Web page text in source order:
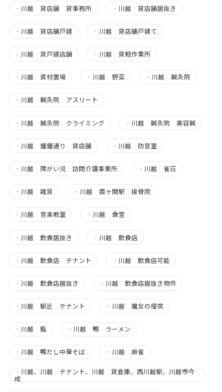
・ 川越 貸店舗 貸事務所 ・ 川越 貸店舗居抜き
・ 川越 貸店舗戸建 ・ 川越 貸店舗戸建て
・ 川越 貸戸建店舗 ・ 川越 貸軽作業所
・ 川越 資材置場 ・ 川越 野菜 ・ 川越 鍼灸院
・ 川越 鍼灸院 アスリート
・ 川越 鍼灸院 クライミング ・ 川越 鍼灸院 美容鍼
・ 川越 鐘鐘通り 貸店舗 ・ 川越 防音室
・ 川越 障がい児 訪問介護事業所 ・ 川越 雀荘
・ 川越 雑貨 ・ 川越 霞ヶ関駅 接骨院
・ 川越 音楽教室 ・ 川越 食堂
・ 川越 飲食居抜き ・ 川越 飲食店
・ 川越 飲食店 テナント ・ 川越 飲食店可能
・ 川越 飲食店居抜き ・ 川越 飲食店居抜き物件
・ 川越 駅近 テナント ・ 川越 魔女の煙突
・ 川越 鮨 ・ 川越 鴨 ラーメン
・ 川越 鴨だし中華そば ・ 川越 麻雀
・ 川越、川越 テナント、川越 貸倉庫、西川越駅、川越市今
成